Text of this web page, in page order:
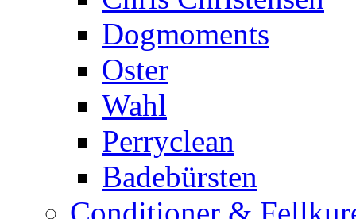
Dogmoments
Oster
Wahl
Perryclean
Badebürsten